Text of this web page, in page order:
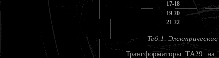
17-18
19-20
21-22
Таб.1.
Трансформаторы ТA29 на